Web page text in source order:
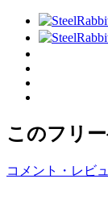
このフリ
コメント・レビ